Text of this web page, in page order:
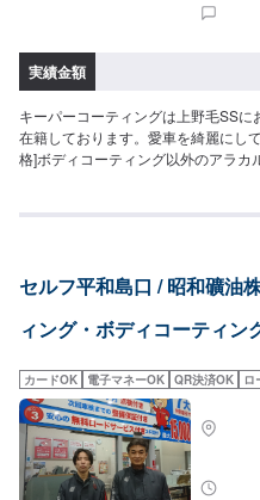
実績金額
キーパーコーティングは上野毛SS
在籍しております。愛車を綺麗にし
格]ボディコーティング以外のアラカ
ン被膜の二層構造３年間ノーメンテ
49,900円[SSサイズ]55,100円[Sサイ
ズ]70,900円LLサイズ]90,700円[XL
（ECO＋レジン被膜）の二層構造ノ
砂が含んでいる場合は汚れます。）
ズ]31,800円[Mサイズ]33,900円[Lサ
ズ]◉クリスタルキーパーガラス被膜
ナンスで耐久（洗車のみの場合）。
ディーを守ります！！17,400円[SS
ズ]23,900円[Lサイズ]28,400円LLサ
セルフ平和島口 / 昭和礦油
ィング・ボディコーティン
カードOK 電子マネーOK QR決済OK ロ